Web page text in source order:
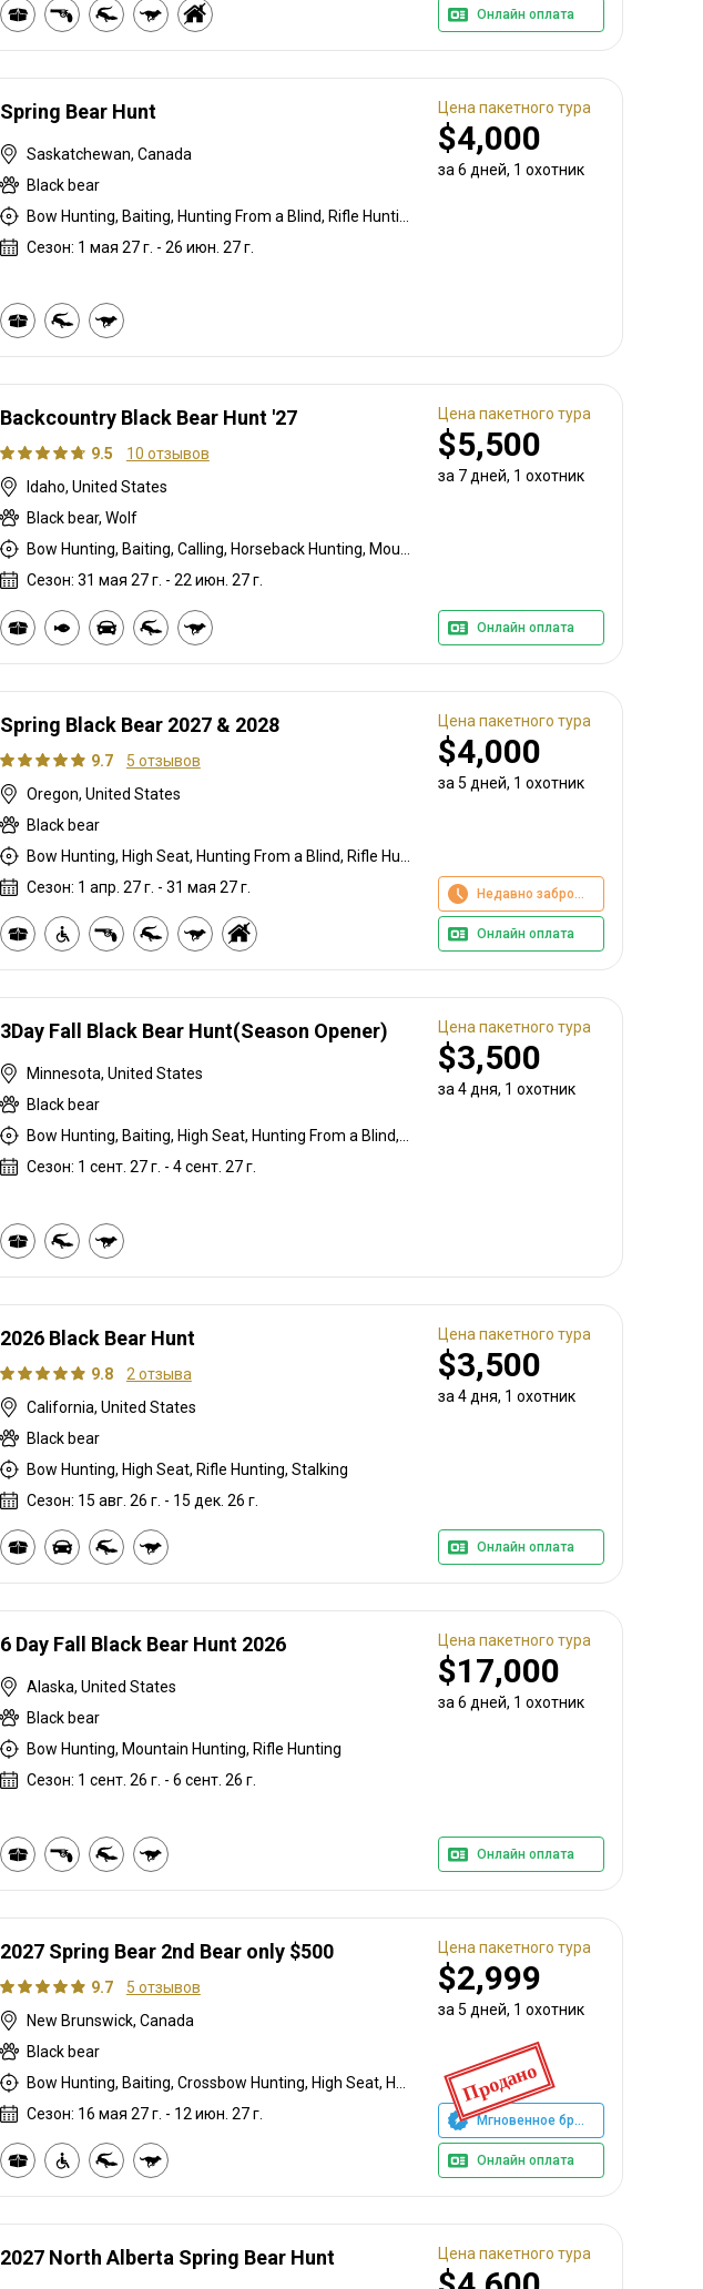
Онлайн оплата
Spring Bear Hunt
Saskatchewan, Canada
Black bear
Сезон: 1 мая 27 г. - 26 июн. 27 г.
Цена пакетного тура
$4,000
за 6 дней, 1 охотник
Backcountry Black Bear Hunt '27
9.5
10 отзывов
Idaho, United States
Black bear, Wolf
Сезон: 31 мая 27 г. - 22 июн. 27 г.
Цена пакетного тура
$5,500
за 7 дней, 1 охотник
Онлайн оплата
Spring Black Bear 2027 & 2028
9.7
5 отзывов
Oregon, United States
Black bear
Сезон: 1 апр. 27 г. - 31 мая 27 г.
Цена пакетного тура
$4,000
за 5 дней, 1 охотник
Недавно забронировано
Онлайн оплата
3Day Fall Black Bear Hunt(Season Opener)
Minnesota, United States
Black bear
Сезон: 1 сент. 27 г. - 4 сент. 27 г.
Цена пакетного тура
$3,500
за 4 дня, 1 охотник
2026 Black Bear Hunt
9.8
2 отзыва
California, United States
Black bear
Bow Hunting, High Seat, Rifle Hunting, Stalking
Сезон: 15 авг. 26 г. - 15 дек. 26 г.
Цена пакетного тура
$3,500
за 4 дня, 1 охотник
Онлайн оплата
6 Day Fall Black Bear Hunt 2026
Alaska, United States
Black bear
Bow Hunting, Mountain Hunting, Rifle Hunting
Сезон: 1 сент. 26 г. - 6 сент. 26 г.
Цена пакетного тура
$17,000
за 6 дней, 1 охотник
Онлайн оплата
2027 Spring Bear 2nd Bear only $500
9.7
5 отзывов
New Brunswick, Canada
Black bear
Сезон: 16 мая 27 г. - 12 июн. 27 г.
Продано
Цена пакетного тура
$2,999
за 5 дней, 1 охотник
Мгновенное бронирование
Онлайн оплата
2027 North Alberta Spring Bear Hunt Цена пакетного тура